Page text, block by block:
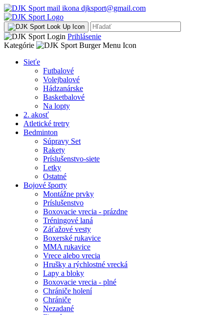
djksport@gmail.com
Prihlásenie
Kategórie
Sieťe
Futbalové
Volejbalové
Hádzanárske
Basketbalové
Na lopty
2. akosť
Atletické tretry
Bedminton
Súpravy Set
Rakety
Príslušenstvo-siete
Letky
Ostatné
Bojové športy
Montážne prvky
Príslušenstvo
Boxovacie vrecia - prázdne
Tréningové laná
Záťažové vesty
Boxerské rukavice
MMA rukavice
Vrece alebo vrecia
Hrušky a rýchlostné vrecká
Lapy a bloky
Boxovacie vrecia - plné
Chrániče holení
Chrániče
Nezadané